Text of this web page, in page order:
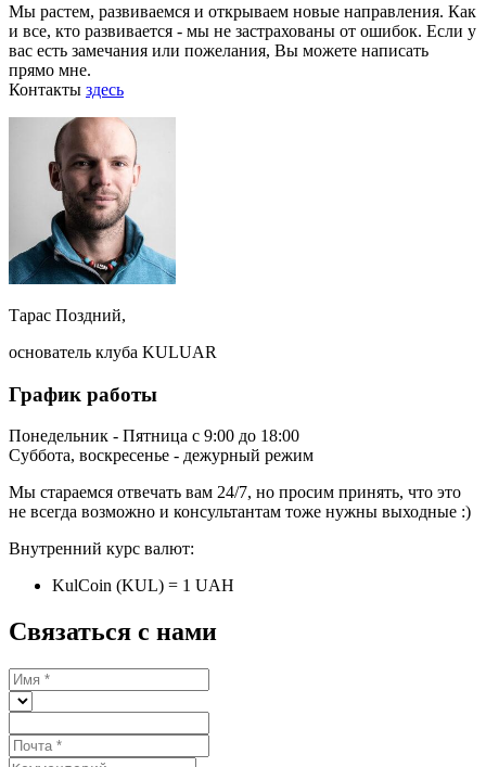
Мы растем, развиваемся и открываем новые направления. Как
и все, кто развивается - мы не застрахованы от ошибок. Если у
вас есть замечания или пожелания, Вы можете написать
прямо мне.
Контакты здесь
Тарас Поздний,
основатель клуба KULUAR
График работы
Понедельник - Пятница с 9:00 до 18:00
Суббота, воскресенье - дежурный режим
Мы стараемся отвечать вам 24/7, но просим принять, что это
не всегда возможно и консультантам тоже нужны выходные :)
Внутренний курс валют:
KulCoin (KUL) = 1 UAH
Связаться с нами